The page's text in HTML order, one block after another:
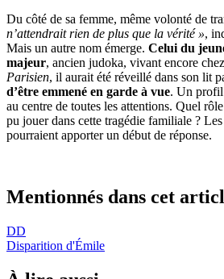
Du côté de sa femme, même volonté de
n’attendrait rien de plus que la vérité »,
Mais un autre nom émerge. Celui du
majeur, ancien judoka, vivant encore
Parisien, il aurait été réveillé dans son lit
d’être emmené en garde à vue. Un profil
au centre de toutes les attentions. Quel
pu jouer dans cette tragédie familiale ?
pourraient apporter un début de réponse.
Mentionnés dans cet
DD
Disparition d'Émile